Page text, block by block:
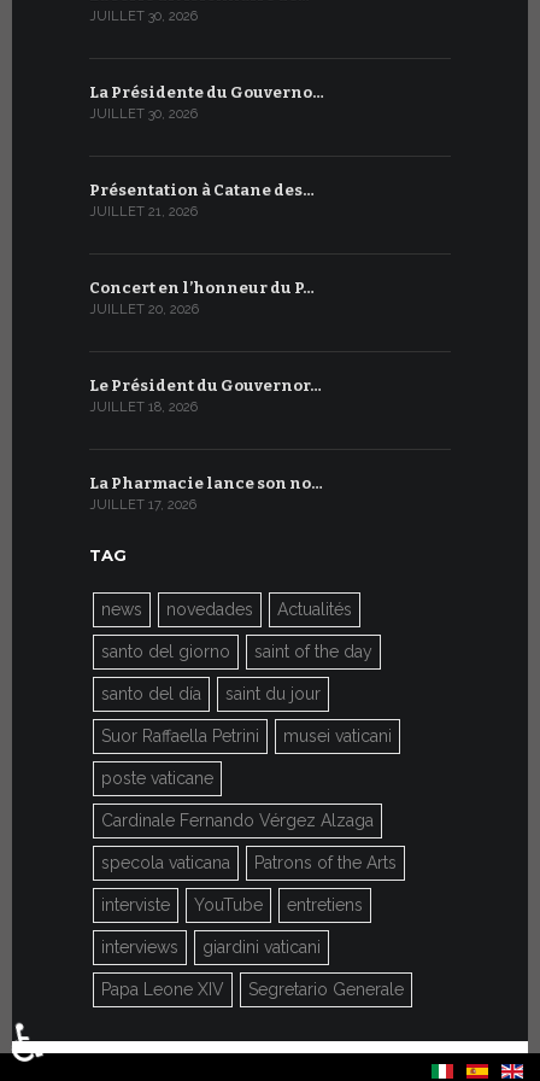
JUILLET 30, 2026
La Présidente du Gouverno…
JUILLET 30, 2026
Présentation à Catane des…
JUILLET 21, 2026
Concert en l’honneur du P…
JUILLET 20, 2026
Le Président du Gouvernor…
JUILLET 18, 2026
La Pharmacie lance son no…
JUILLET 17, 2026
TAG
news novedades Actualités
santo del giorno saint of the day
santo del día saint du jour
Suor Raffaella Petrini musei vaticani
poste vaticane
Cardinale Fernando Vérgez Alzaga
specola vaticana Patrons of the Arts
interviste YouTube entretiens
interviews giardini vaticani
Papa Leone XIV Segretario Generale
Sélectionnez votre langue